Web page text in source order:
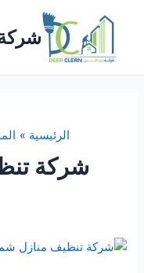
الرئيسية
شركة